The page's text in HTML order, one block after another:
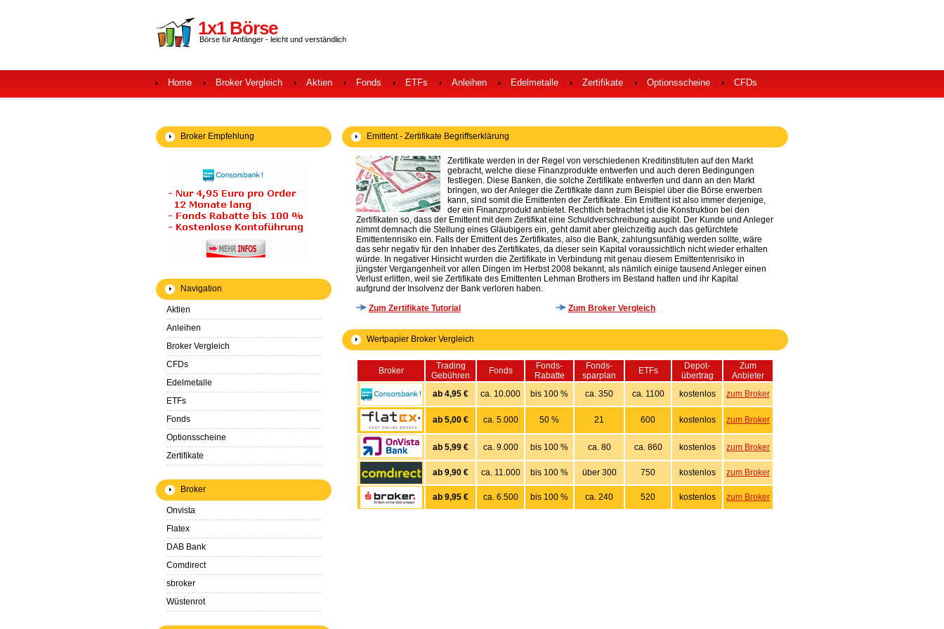
1x1 Börse
Börse für Anfänger - leicht und verständlich
Home Broker Vergleich Aktien Fonds ETFs Anleihen Edelmetalle Zertifikate Optionsscheine CFDs
Emittent - Zertifikate Begriffserklärung
Zertifikate werden in der Regel von verschiedenen Kreditinstituten auf den Markt
gebracht, welche diese Finanzprodukte entwerfen und auch deren Bedingungen
festlegen. Diese Banken, die solche Zertifikate entwerfen und dann an den Markt
bringen, wo der Anleger die Zertifikate dann zum Beispiel über die Börse erwerben
kann, sind somit die Emittenten der Zertifikate. Ein Emittent ist also immer derjenige,
der ein Finanzprodukt anbietet. Rechtlich betrachtet ist die Konstruktion bei den
Zertifikaten so, dass der Emittent mit dem Zertifikat eine Schuldverschreibung ausgibt. Der Kunde und Anleger
nimmt demnach die Stellung eines Gläubigers ein, geht damit aber gleichzeitig auch das gefürchtete
Emittentenrisiko ein. Falls der Emittent des Zertifikates, also die Bank, zahlungsunfähig werden sollte, wäre
das sehr negativ für den Inhaber des Zertifikates, da dieser sein Kapital voraussichtlich nicht wieder erhalten
würde. In negativer Hinsicht wurden die Zertifikate in Verbindung mit genau diesem Emittentenrisiko in
jüngster Vergangenheit vor allen Dingen im Herbst 2008 bekannt, als nämlich einige tausend Anleger einen
Verlust erlitten, weil sie Zertifikate des Emittenten Lehman Brothers im Bestand hatten und ihr Kapital
aufgrund der Insolvenz der Bank verloren haben.
Zum Zertifikate Tutorial
Zum Broker Vergleich
Wertpapier Broker Vergleich
Broker
Trading
Gebühren
Fonds
Fonds-
Rabatte
Fonds-
sparplan
ETFs
Depot-
übertrag
Zum
Anbieter
ab 4,95 €
ca. 10.000 bis 100 % ca. 350 ca. 1100 kostenlos zum Broker
ab 5,00 € ca. 5.000 50 % 21 600 kostenlos zum Broker
ab 5,99 € ca. 9.000 bis 100 % ca. 80 ca. 860 kostenlos zum Broker
ab 9,90 € ca. 11.000 bis 100 % über 300 750 kostenlos zum Broker
ab 9,95 € ca. 6.500 bis 100 % ca. 240 520 kostenlos zum Broker
Broker Empfehlung
Navigation
Aktien
Anleihen
Broker Vergleich
CFDs
Edelmetalle
ETFs
Fonds
Optionsscheine
Zertifikate
Broker
Onvista
Flatex
DAB Bank
Comdirect
sbroker
Wüstenrot